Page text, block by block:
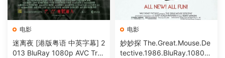
电影
迷离夜 [港版粤语 中英字幕] 2
013 BluRay 1080p AVC Tru
电影
妙妙探 The.Great.Mouse.De
tective.1986.BluRay.1080p.